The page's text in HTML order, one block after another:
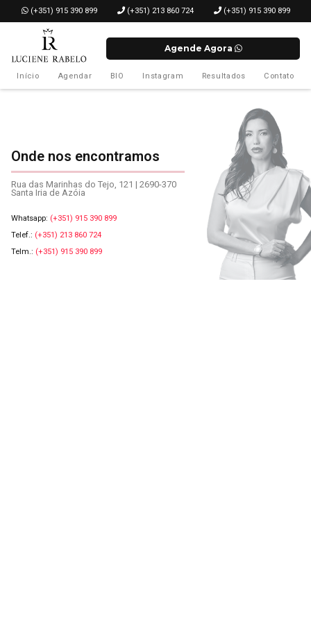
­ (+351) 915 390 899 (+351) 213 860 724 (+351) 915 390 899
Início Agendar BIO Instagram Resultados Contato
Agende Agora
Onde nos encontramos
Rua das Marinhas do Tejo, 121 | 2690-370
Santa Iria de Azóia
Whatsapp:­ (+351) 915 390 899
Telef.: (+351) 213 860 724
Telm.: (+351) 915 390 899